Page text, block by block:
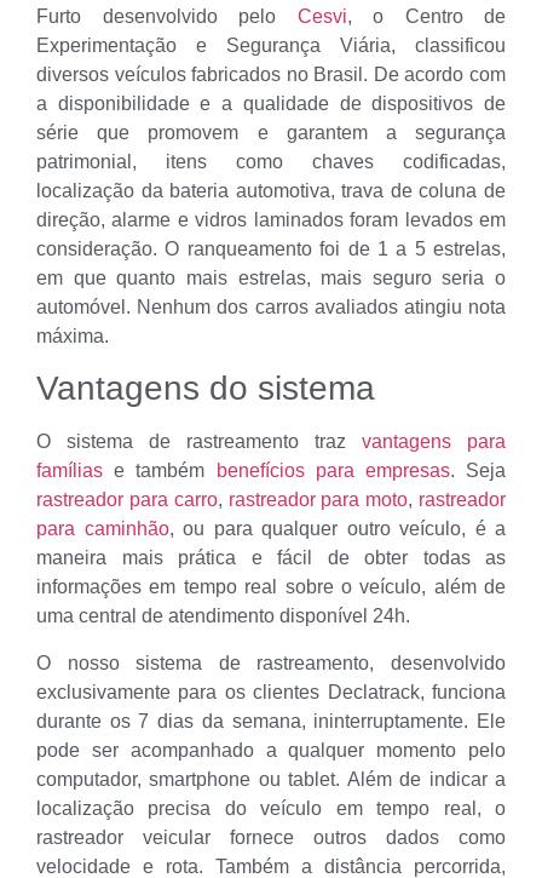
Furto desenvolvido pelo Cesvi, o Centro de
Experimentação e Segurança Viária, classificou
diversos veículos fabricados no Brasil. De acordo com
a disponibilidade e a qualidade de dispositivos de
série que promovem e garantem a segurança
patrimonial, itens como chaves codificadas,
localização da bateria automotiva, trava de coluna de
direção, alarme e vidros laminados foram levados em
consideração. O ranqueamento foi de 1 a 5 estrelas,
em que quanto mais estrelas, mais seguro seria o
automóvel. Nenhum dos carros avaliados atingiu nota
máxima.
Vantagens do sistema
O sistema de rastreamento traz vantagens para
famílias e também benefícios para empresas. Seja
rastreador para carro, rastreador para moto, rastreador
para caminhão, ou para qualquer outro veículo, é a
maneira mais prática e fácil de obter todas as
informações em tempo real sobre o veículo, além de
uma central de atendimento disponível 24h.
O nosso sistema de rastreamento, desenvolvido
exclusivamente para os clientes Declatrack, funciona
durante os 7 dias da semana, ininterruptamente. Ele
pode ser acompanhado a qualquer momento pelo
computador, smartphone ou tablet. Além de indicar a
localização precisa do veículo em tempo real, o
rastreador veicular fornece outros dados como
velocidade e rota. Também a distância percorrida,